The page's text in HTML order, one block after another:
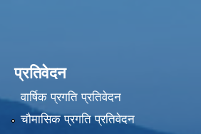
प्रतिवेदन
वार्षिक प्रगति प्रतिवेदन
चौमासिक प्रगति प्रतिवेदन